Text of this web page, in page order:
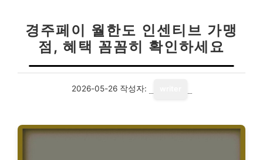
경주페이 월한도 인센티브 가맹
점, 혜택 꼼꼼히 확인하세요
2026-05-26 작성자: